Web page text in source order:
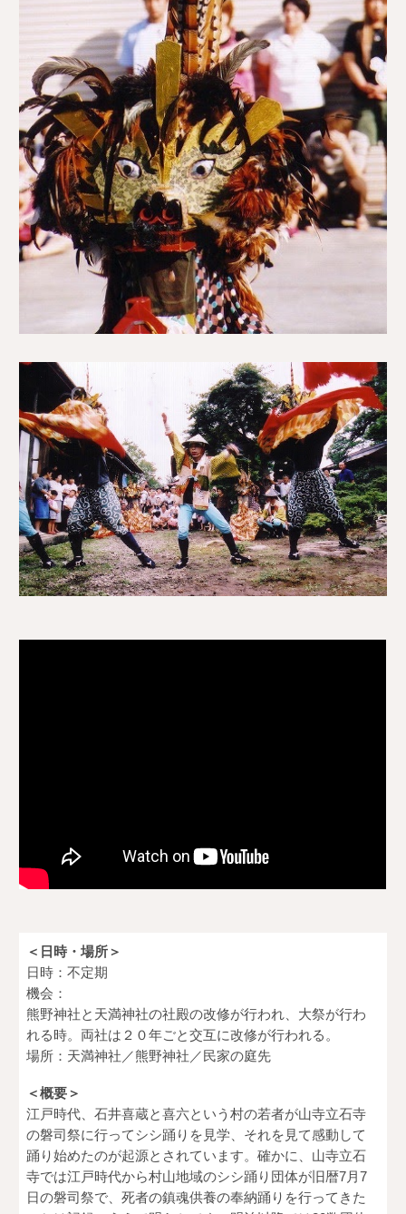
＜日時・場所＞
日時：不定期
機会：
熊野神社と天満神社の社殿の改修が行われ、大祭が行わ
れる時。両社は２０年ごと交互に改修が行われる。
場所：天満神社／熊野神社／民家の庭先
＜概要＞
江戸時代、石井喜蔵と喜六という村の若者が山寺立石寺
の磐司祭に行ってシシ踊りを見学、それを見て感動して
踊り始めたのが起源とされています。確かに、山寺立石
寺では江戸時代から村山地域のシシ踊り団体が旧暦7月7
日の磐司祭で、死者の鎮魂供養の奉納踊りを行ってきた